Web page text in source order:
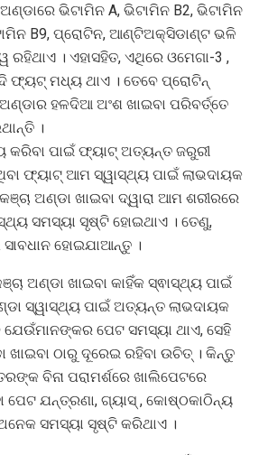
ଭିଟାମିନ A, ଭିଟାମିନ B2, ଭିଟାମିନ
B9, ପ୍ରୋଟିନ, ଆଣ୍ଟିଅକ୍ସିଡାଣ୍ଟ ଭଳି
। ଏହାସହିତ, ଏଥିରେ ଓମେଗା-3 ,
ଫ୍ୟଟ୍‌ ମଧ୍ୟ ଥାଏ । ତେବେ ପ୍ରୋଟିନ୍‌
ହଳଦିଆ ଅଂଶ ଖାଇବା ପରିବର୍ତ୍ତେ
।
କରିବା ପାଇଁ ଫ୍ୟାଟ୍ ଅତ୍ୟନ୍ତ ଜରୁରୀ
ଫ୍ୟାଟ୍ ଆମ ସ୍ୱାସ୍ଥ୍ୟ ପାଇଁ ଲାଭଦାୟକ
ଅଣ୍ଡା ଖାଇବା ଦ୍ୱାରା ଆମ ଶରୀରରେ
ସମସ୍ୟା ସୃଷ୍ଟି ହୋଇଥାଏ । ତେଣୁ,
ହୋଇଯାଆନ୍ତୁ ।
ଅଣ୍ଡା ଖାଇବା କାହିଁକ ସ୍ଵାସ୍ଥ୍ୟ ପାଇଁ
ସ୍ୱାସ୍ଥ୍ୟ ପାଇଁ ଅତ୍ୟନ୍ତ ଲାଭଦାୟକ
ଯେଉଁମାନଙ୍କର ପେଟ ସମସ୍ୟା ଥାଏ, ସେହି
ଖାଇବା ଠାରୁ ଦୂରେଇ ରହିବା ଉଚିତ୍ । କିନ୍ତୁ
ବିନା ପରାମର୍ଶରେ ଖାଲିପେଟରେ
ପେଟ ଯନ୍ତ୍ରଣା, ଗ୍ୟାସ୍‌ , କୋଷ୍ଠକାଠିନ୍ୟ
ସମସ୍ୟା ସୃଷ୍ଟି କରିଥାଏ ।